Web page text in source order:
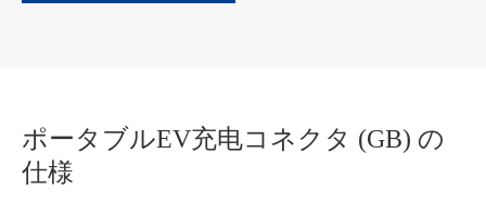
ポータブルEV充电コネクタ (GB) の
仕様